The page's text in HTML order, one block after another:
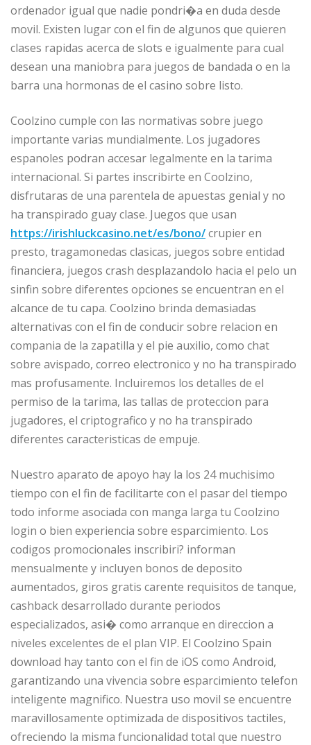
ordenador igual que nadie pondri�a en duda desde
movil. Existen lugar con el fin de algunos que quieren
clases rapidas acerca de slots e igualmente para cual
desean una maniobra para juegos de bandada o en la
barra una hormonas de el casino sobre listo.
Coolzino cumple con las normativas sobre juego
importante varias mundialmente. Los jugadores
espanoles podran accesar legalmente en la tarima
internacional. Si partes inscribirte en Coolzino,
disfrutaras de una parentela de apuestas genial y no
ha transpirado guay clase. Juegos que usan
https://irishluckcasino.net/es/bono/crupier en
presto, tragamonedas clasicas, juegos sobre entidad
financiera, juegos crash desplazandolo hacia el pelo un
sinfin sobre diferentes opciones se encuentran en el
alcance de tu capa. Coolzino brinda demasiadas
alternativas con el fin de conducir sobre relacion en
compania de la zapatilla y el pie auxilio, como chat
sobre avispado, correo electronico y no ha transpirado
mas profusamente. Incluiremos los detalles de el
permiso de la tarima, las tallas de proteccion para
jugadores, el criptografico y no ha transpirado
diferentes caracteristicas de empuje.
Nuestro aparato de apoyo hay la los 24 muchisimo
tiempo con el fin de facilitarte con el pasar del tiempo
todo informe asociada con manga larga tu Coolzino
login o bien experiencia sobre esparcimiento. Los
codigos promocionales inscribiri? informan
mensualmente y incluyen bonos de deposito
aumentados, giros gratis carente requisitos de tanque,
cashback desarrollado durante periodos
especializados, asi� como arranque en direccion a
niveles excelentes de el plan VIP. El Coolzino Spain
download hay tanto con el fin de iOS como Android,
garantizando una vivencia sobre esparcimiento telefon
inteligente magnifico. Nuestra uso movil se encuentre
maravillosamente optimizada de dispositivos tactiles,
ofreciendo la misma funcionalidad total que nuestro